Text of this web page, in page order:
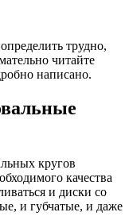
трудно,
читайте
написано.
кругов
качества
и диски со
и губчатые, и даже